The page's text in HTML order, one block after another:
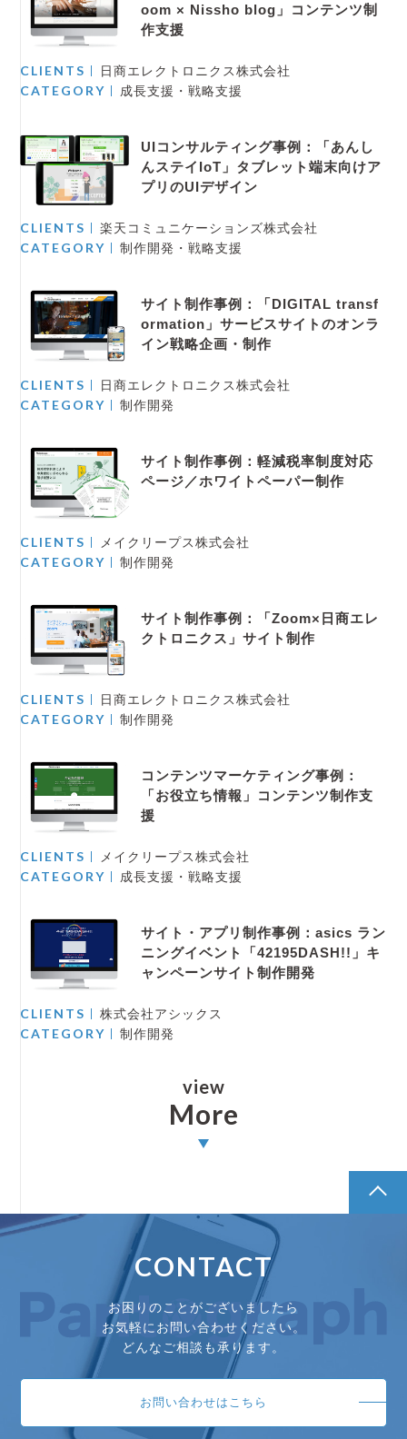
oom × Nissho blog」コンテンツ制
作支援
CLIENTS 日商エレクトロニクス株式会社
CATEGORY 成長支援・戦略支援
UIコンサルティング事例：「あんし
んステイIoT」タブレット端末向けア
プリのUIデザイン
CLIENTS 楽天コミュニケーションズ株式会社
CATEGORY 制作開発・戦略支援
サイト制作事例：「DIGITAL transf
ormation」サービスサイトのオンラ
イン戦略企画・制作
CLIENTS 日商エレクトロニクス株式会社
CATEGORY 制作開発
サイト制作事例：軽減税率制度対応
ページ／ホワイトペーパー制作
CLIENTS メイクリープス株式会社
CATEGORY 制作開発
サイト制作事例：「Zoom×日商エレ
クトロニクス」サイト制作
CLIENTS 日商エレクトロニクス株式会社
CATEGORY 制作開発
コンテンツマーケティング事例：
「お役立ち情報」コンテンツ制作支
援
CLIENTS メイクリープス株式会社
CATEGORY 成長支援・戦略支援
サイト・アプリ制作事例：asics ラン
ニングイベント「42195DASH!!」キ
ャンペーンサイト制作開発
CLIENTS 株式会社アシックス
CATEGORY 制作開発
view
More
CONTACT
お困りのことがございましたら
お気軽にお問い合わせください。
どんなご相談も承ります。
お問い合わせはこちら